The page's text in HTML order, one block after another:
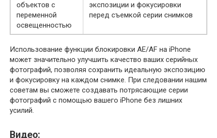
объектов с
переменной
освещенностью
экспозиции и фокусировки
перед съемкой серии снимков
Использование функции блокировки AE/AF на iPhone
может значительно улучшить качество ваших серийных
фотографий, позволяя сохранить идеальную экспозицию
и фокусировку на каждом снимке. При следовании нашим
советам вы сможете создавать потрясающие серии
фотографий с помощью вашего iPhone без лишних
усилий.
Видео: